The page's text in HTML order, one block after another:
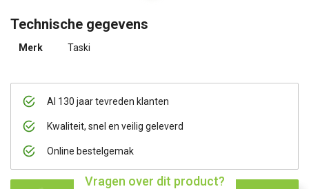
Al 130 jaar tevreden klanten
Kwaliteit, snel en veilig geleverd
Online bestelgemak
Vragen over dit product?
Technische gegevens
Merk Taski